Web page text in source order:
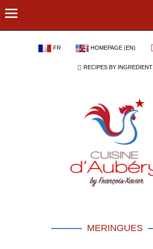
FR HOMEPAGE (EN)
RECIPES BY INGREDIENT
MERINGUES